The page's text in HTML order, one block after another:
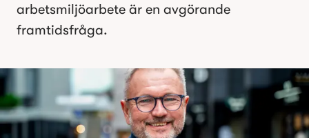
arbetsmiljöarbete är en avgörande
framtidsfråga.